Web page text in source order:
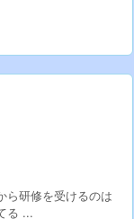
ら研修を受けるのは
る ...